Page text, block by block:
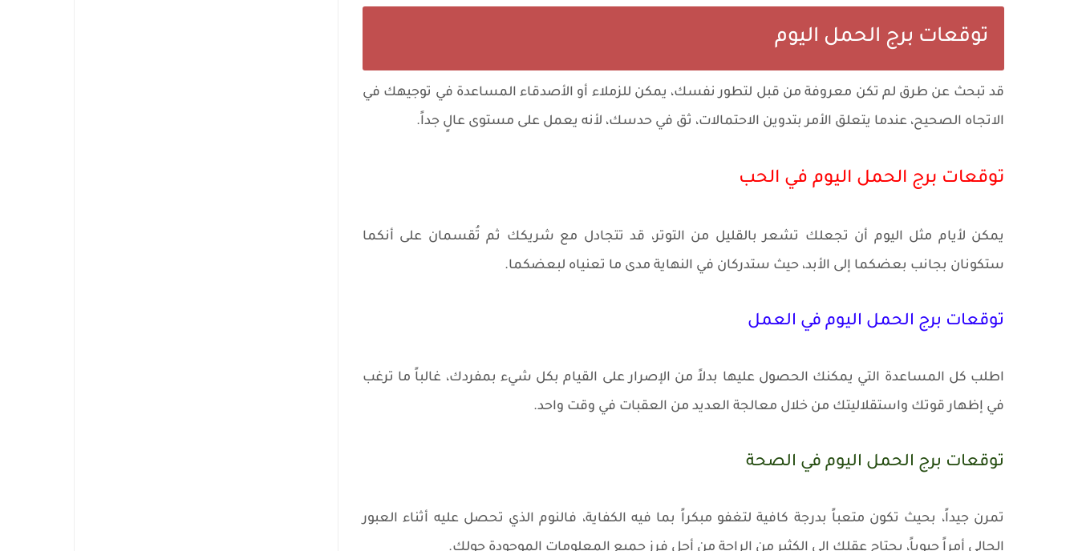
توقعات برج الحمل اليوم
قد تبحث عن طرق لم تكن معروفة من قبل لتطور نفسك، يمكن للزملاء أو الأصدقاء المساعدة في توجيهك في
الاتجاه الصحيح، عندما يتعلق الأمر بتدوين الاحتمالات، ثق في حدسك، لأنه يعمل على مستوى عالٍ جداً.
توقعات برج الحمل اليوم في الحب
يمكن لأيام مثل اليوم أن تجعلك تشعر بالقليل من التوتر، قد تتجادل مع شريكك ثم تُقسمان على أنكما
ستكونان بجانب بعضكما إلى الأبد، حيث ستدركان في النهاية مدى ما تعنياه لبعضكما.
توقعات برج الحمل اليوم في العمل
اطلب كل المساعدة التي يمكنك الحصول عليها بدلاً من الإصرار على القيام بكل شيء بمفردك، غالباً ما ترغب
في إظهار قوتك واستقلاليتك من خلال معالجة العديد من العقبات في وقت واحد.
توقعات برج الحمل اليوم في الصحة
تمرن جيداً، بحيث تكون متعباً بدرجة كافية لتغفو مبكراً بما فيه الكفاية، فالنوم الذي تحصل عليه أثناء العبور
الحالي أمراً حيوياً، يحتاج عقلك إلى الكثير من الراحة من أجل فرز جميع المعلومات الموجودة حولك.